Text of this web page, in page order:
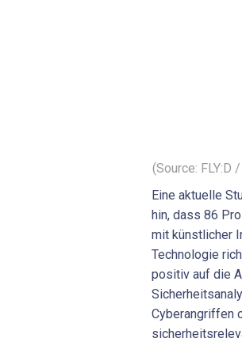
(Source: FLY:D
Eine aktuelle
hin, dass 86
mit künstlicher
Technologie
positiv auf die
Cyberangriffen